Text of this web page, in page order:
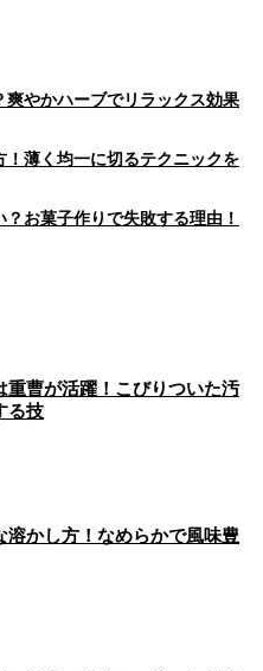
やかハーブでリラックス効果
！薄く均一に切るテクニックを
お菓子作りで失敗する理由！
曹が活躍！こびりついた汚
る技
溶かし方！なめらかで風味豊